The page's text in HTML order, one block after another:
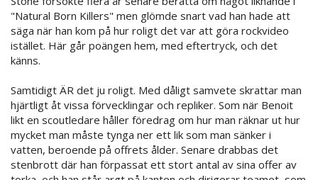
"Natural Born Killers" men glömde snart vad han hade att
säga när han kom på hur roligt det var att göra rockvideo
istället. Här går poängen hem, med eftertryck, och det
känns.
Samtidigt ÄR det ju roligt. Med dåligt samvete skrattar man
hjärtligt åt vissa förvecklingar och repliker. Som när Benoit
likt en scoutledare håller föredrag om hur man räknar ut hur
mycket man måste tynga ner ett lik som man sänker i
vatten, beroende på offrets ålder. Senare drabbas det
stenbrott där han förpassat ett stort antal av sina offer av